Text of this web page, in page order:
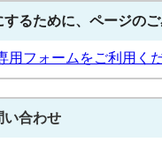
るために、ページの
フォームをご利用くだ
い合わせ